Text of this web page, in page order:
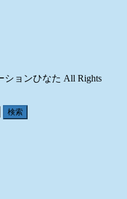
ションひなた All Rights